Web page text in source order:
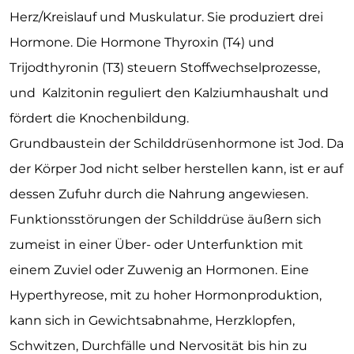
Herz/Kreislauf und Muskulatur. Sie produziert drei
Hormone. Die Hormone Thyroxin (T4) und
Trijodthyronin (T3) steuern Stoffwechselprozesse,
und Kalzitonin reguliert den Kalziumhaushalt und
fördert die Knochenbildung.
Grundbaustein der Schilddrüsenhormone ist Jod. Da
der Körper Jod nicht selber herstellen kann, ist er auf
dessen Zufuhr durch die Nahrung angewiesen.
Funktionsstörungen der Schilddrüse äußern sich
zumeist in einer Über- oder Unterfunktion mit
einem Zuviel oder Zuwenig an Hormonen. Eine
Hyperthyreose, mit zu hoher Hormonproduktion,
kann sich in Gewichtsabnahme, Herzklopfen,
Schwitzen, Durchfälle und Nervosität bis hin zu